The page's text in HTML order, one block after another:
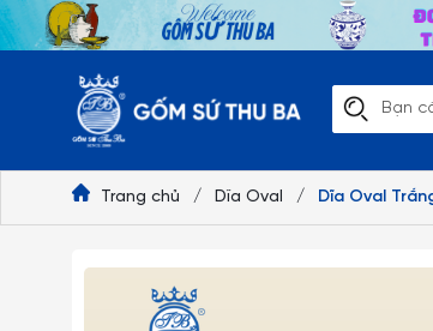
Trang chủ / Dĩa Oval / Dĩa Oval